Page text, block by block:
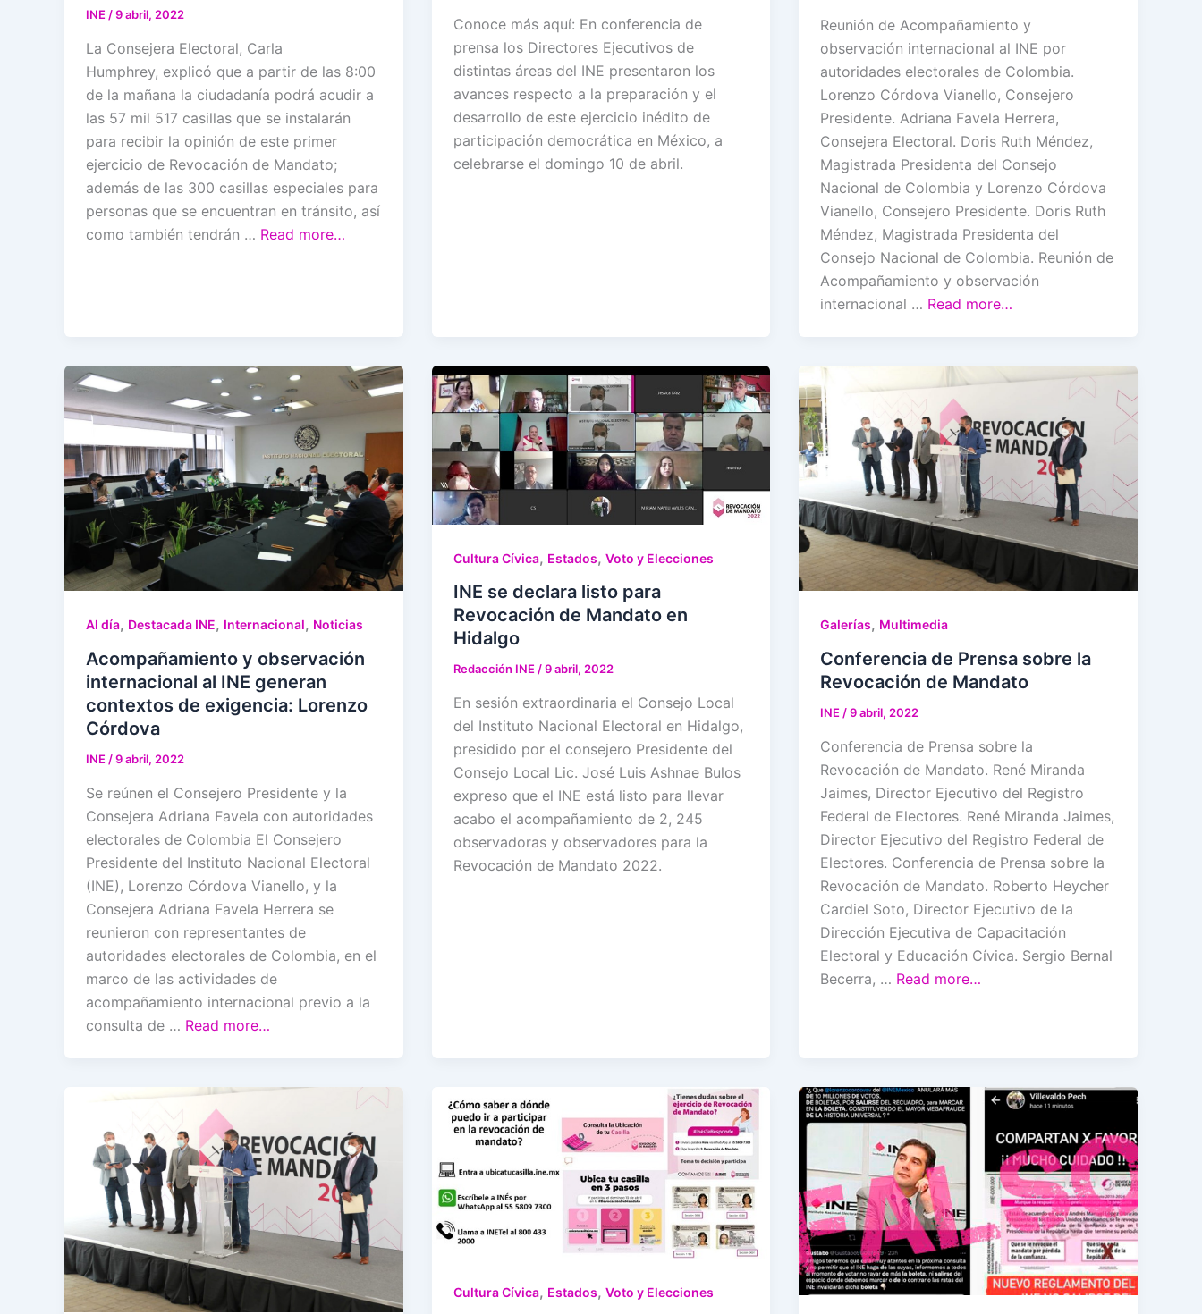
INE /9 abril, 2022
La Consejera Electoral, Carla
Humphrey, explicó que a partir de las 8:00
de la mañana la ciudadanía podrá acudir a
las 57 mil 517 casillas que se instalarán
para recibir la opinión de este primer
ejercicio de Revocación de Mandato;
además de las 300 casillas especiales para
personas que se encuentran en tránsito, así
como también tendrán … Read more…
Conoce más aquí: En conferencia de
prensa los Directores Ejecutivos de
distintas áreas del INE presentaron los
avances respecto a la preparación y el
desarrollo de este ejercicio inédito de
participación democrática en México, a
celebrarse el domingo 10 de abril.
Reunión de Acompañamiento y
observación internacional al INE por
autoridades electorales de Colombia.
Lorenzo Córdova Vianello, Consejero
Presidente. Adriana Favela Herrera,
Consejera Electoral. Doris Ruth Méndez,
Magistrada Presidenta del Consejo
Nacional de Colombia y Lorenzo Córdova
Vianello, Consejero Presidente. Doris Ruth
Méndez, Magistrada Presidenta del
Consejo Nacional de Colombia. Reunión de
Acompañamiento y observación
internacional … Read more…
Al día, Destacada INE, Internacional, Noticias
Acompañamiento y observación
internacional al INE generan
contextos de exigencia: Lorenzo
Córdova
INE /9 abril, 2022
Se reúnen el Consejero Presidente y la
Consejera Adriana Favela con autoridades
electorales de Colombia El Consejero
Presidente del Instituto Nacional Electoral
(INE), Lorenzo Córdova Vianello, y la
Consejera Adriana Favela Herrera se
reunieron con representantes de
autoridades electorales de Colombia, en el
marco de las actividades de
acompañamiento internacional previo a la
consulta de … Read more…
Cultura Cívica, Estados, Voto y Elecciones
INE se declara listo para
Revocación de Mandato en
Hidalgo
Redacción INE/9 abril, 2022
En sesión extraordinaria el Consejo Local
del Instituto Nacional Electoral en Hidalgo,
presidido por el consejero Presidente del
Consejo Local Lic. José Luis Ashnae Bulos
expreso que el INE está listo para llevar
acabo el acompañamiento de 2, 245
observadoras y observadores para la
Revocación de Mandato 2022.
Galerías, Multimedia
Conferencia de Prensa sobre la
Revocación de Mandato
INE /9 abril, 2022
Conferencia de Prensa sobre la
Revocación de Mandato. René Miranda
Jaimes, Director Ejecutivo del Registro
Federal de Electores. René Miranda Jaimes,
Director Ejecutivo del Registro Federal de
Electores. Conferencia de Prensa sobre la
Revocación de Mandato. Roberto Heycher
Cardiel Soto, Director Ejecutivo de la
Dirección Ejecutiva de Capacitación
Electoral y Educación Cívica. Sergio Bernal
Becerra, … Read more…
Cultura Cívica, Estados, Voto y Elecciones